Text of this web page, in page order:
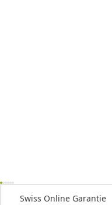
Swiss Online Garantie